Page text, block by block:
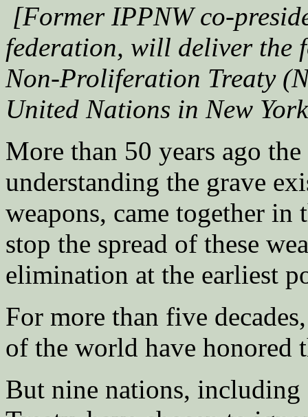
[Former IPPNW co-
federation, will deliver the
Non-Proliferation Treaty
United Nations in New
More than 50 years ago
understanding the grave
weapons, came together
stop the spread of these
elimination at the earliest
For more than five
of the world have honored
But nine nations,